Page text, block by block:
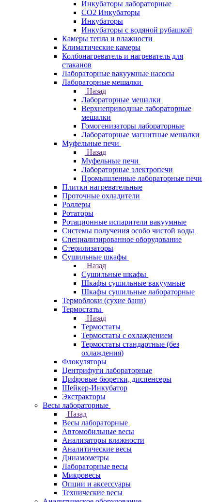
Инкубаторы лабораторные
CO2 Инкубаторы
Инкубаторы
Инкубаторы с водяной рубашкой
Камеры тепла и влажности
Климатические камеры
Колбонагреватель и нагреватель для
стаканов
Лабораторные вакуумные насосы
Лабораторные мешалки
Назад
Лабораторные мешалки
Верхнеприводные лабораторные
мешалки
Гомогенизаторы лабораторные
Лабораторные магнитные мешалки
Муфельные печи
Назад
Муфельные печи
Лабораторные электропечи
Промышленные лабораторные печи
Плитки нагревательные
Проточные охладители
Роллеры
Ротаторы
Ротационные испарители вакуумные
Системы получения особо чистой воды
Специализированное оборудование
Стерилизаторы
Сушильные шкафы
Назад
Сушильные шкафы
Шкафы сушильные вакуумные
Шкафы сушильные лабораторные
Термоблоки (сухие бани)
Термостаты
Назад
Термостаты
Термостаты с охлаждением
Термостаты стандартные (без
охлаждения)
Флокуляторы
Центрифуги лабораторные
Цифровые бюретки, диспенсеры
Шейкер-Инкубатор
Экстракторы
Весы лабораторные
Назад
Весы лабораторные
Автомобильные весы
Анализаторы влажности
Аналитические весы
Динамометры
Лабораторные весы
Микровесы
Опции и аксессуары
Технические весы